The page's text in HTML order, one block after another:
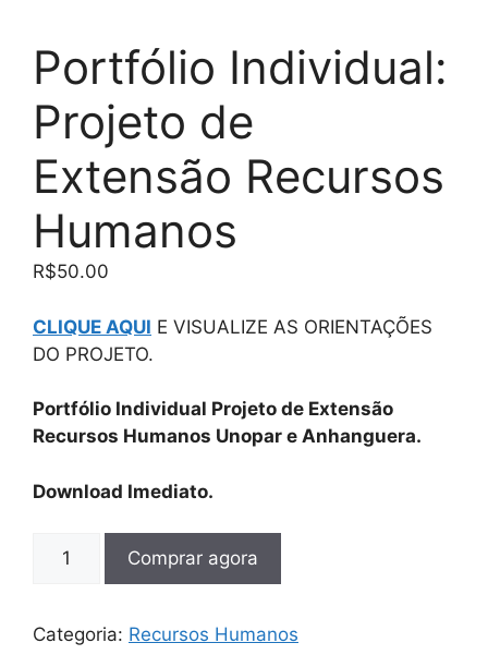
Portfólio Individual:
Projeto de
Extensão Recursos
Humanos
R$50.00
CLIQUE AQUI E VISUALIZE AS ORIENTAÇÕES
DO PROJETO.
Portfólio Individual Projeto de Extensão
Recursos Humanos Unopar e Anhanguera.
Download Imediato.
Comprar agora
Categoria: Recursos Humanos